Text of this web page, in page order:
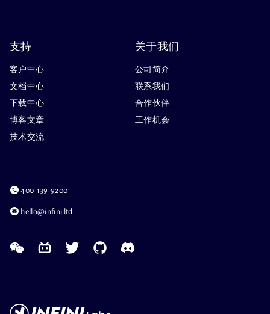
支持
客户中心
文档中心
下载中心
博客文章
技术交流
关于我们
公司简介
联系我们
合作伙伴
工作机会
400-139-9200
hello@infini.ltd